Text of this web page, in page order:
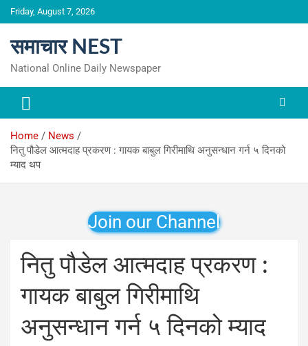
Skip
to
Friday, August 7, 2026
समाचार NEST
National Online Daily Newspaper
Home
News
नितु पौडेल आत्मदाह प्रकरण : गायक बाबुल गिरीमाथि अनुसन्धान गर्न ५ दिनको
म्याद थप
Join our Channel
नितु पौडेल आत्मदाह प्रकरण :
गायक बाबुल गिरीमाथि
अनुसन्धान गर्न ५ दिनको म्याद